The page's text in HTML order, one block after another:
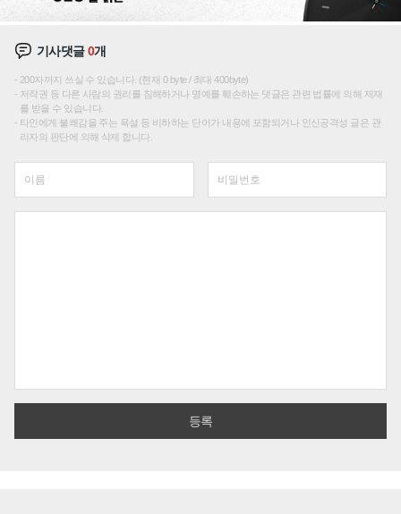
기사댓글0개
200자까지 쓰실 수 있습니다. (현재 0 byte / 최대 400byte)
저작권 등 다른 사람의 권리를 침해하거나 명예를 훼손하는 댓글은 관련 법률에 의해 제재
를 받을 수 있습니다.
타인에게 불쾌감을 주는 욕설 등 비하하는 단어가 내용에 포함되거나 인신공격성 글은 관
리자의 판단에 의해 삭제 합니다.